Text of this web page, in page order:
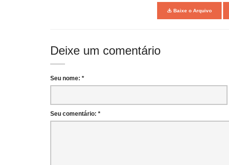
Baixe o Arquivo
Deixe um comentário
Seu nome: *
Seu comentário: *